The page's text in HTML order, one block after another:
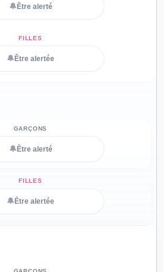
🔔 Être alerté
🔔 Être alertée
🔔 Être alerté
🔔 Être alertée